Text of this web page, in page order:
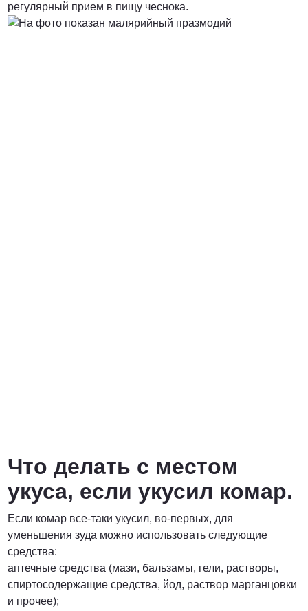
регулярный прием в пищу чеснока.
Что делать с местом
укуса, если укусил комар.
Если комар все-таки укусил, во-первых, для
уменьшения зуда можно использовать следующие
средства:
аптечные средства (мази, бальзамы, гели, растворы,
спиртосодержащие средства, йод, раствор марганцовки
и прочее);